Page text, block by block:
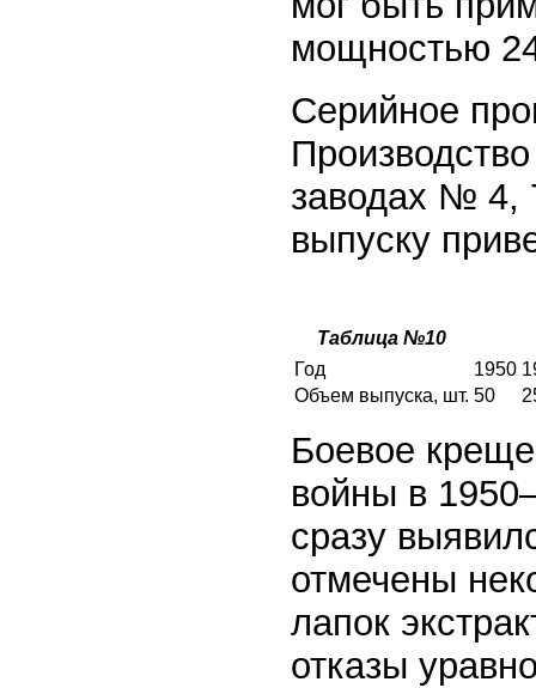
мощностью
Серийное
заводах № 4,
выпуску
Таблица №10
Год
1950
Объем выпуска, шт. 50
Боевое
войны в
сразу
отмечены
лапок
отказы